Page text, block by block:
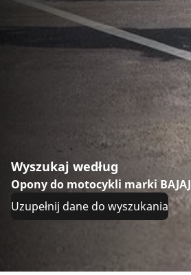
Wyszukaj według
Opony do motocykli marki BAJAJ
Uzupełnij dane do wyszukania